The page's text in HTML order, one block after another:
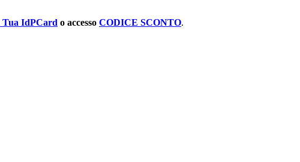
IdPCard o accesso CODICE SCONTO.